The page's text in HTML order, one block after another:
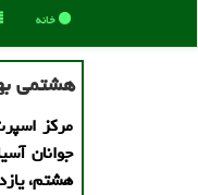
خانه
هشتمی
مركز
جوانان
هشتم،